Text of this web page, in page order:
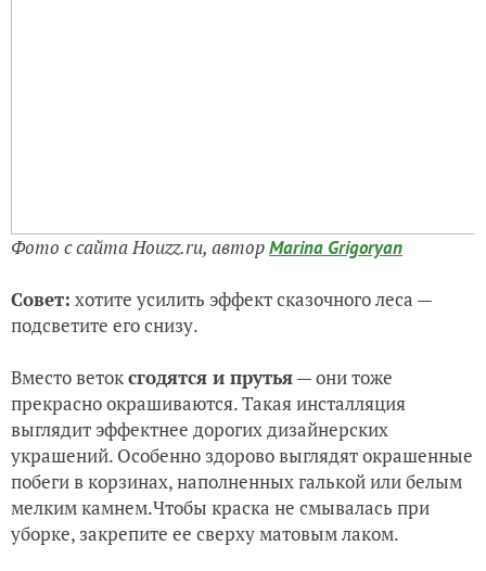
Фото с сайта Houzz.ru, авторMarina Grigoryan
Совет: хотите усилить эффект сказочного леса —
подсветите его снизу.
Вместо ветоксгодятся и прутья— они тоже
прекрасно окрашиваются. Такая инсталляция
выглядит эффектнее дорогих дизайнерских
украшений. Особенно здорово выглядят окрашенные
побеги в корзинах, наполненных галькой или белым
мелким камнем.Чтобы краска не смывалась при
уборке, закрепите ее сверху матовым лаком.